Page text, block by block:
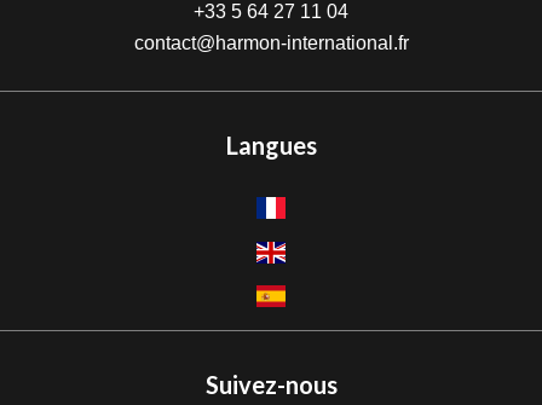
+33 5 64 27 11 04
contact@harmon-international.fr
Langues
Suivez-nous